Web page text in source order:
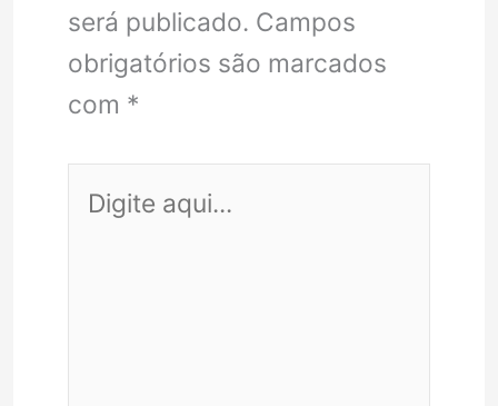
será publicado. Campos
obrigatórios são marcados
com *
aqui...